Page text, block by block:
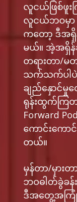
လူငယ်ဖြစ်ဖူ
လူငယ်ဘဝမှာ
ကတော့ ဒီအရှိ
မယ်။ အဲ့အရှိန်
တရားတာ/မ
သက်သက်ပါပဲ
ချည်နှောင်မှု
ရုန်းထွက်ကြတ
Forward
ကောင်းကော
တယ်။
မှန်တာ/မှား
ဘဝဓါတ်ခွဲ
ဒီအတွေ့အက